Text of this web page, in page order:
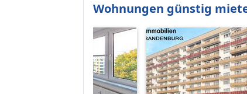
Wohnungen günstig